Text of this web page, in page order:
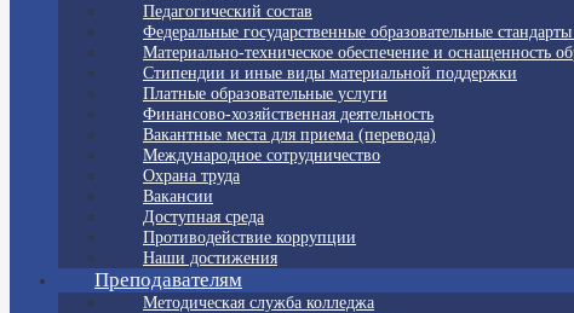
Педагогический состав
Федеральные государственные образовательные
Материально-техническое обеспечение и оснащенность
Стипендии и иные виды материальной поддержки
Платные образовательные услуги
Финансово-хозяйственная деятельность
Вакантные места для приема (перевода)
Международное сотрудничество
Охрана труда
Вакансии
Доступная среда
Противодействие коррупции
Наши достижения
Преподавателям
Методическая служба колледжа